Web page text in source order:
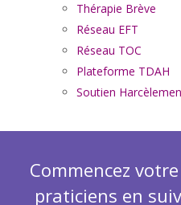
Thérapie Brève
Réseau EFT
Réseau TOC
Plateforme TDAH
Soutien
Commencez
praticiens en